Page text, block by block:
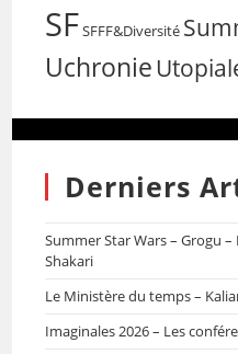
SFSFFF&Diversité
Uchronie
Derniers
Summer Star Wars – Grogu
Shakari
Le Ministère du temps –
Imaginales 2026 – Les